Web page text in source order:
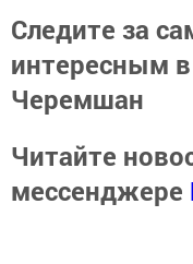
Следите за
интересным в
Черемшан
Читайте
мессенджере